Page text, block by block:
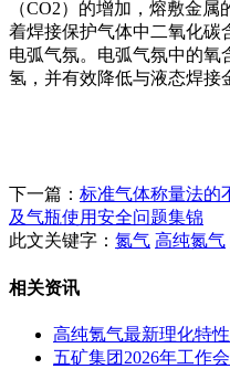
（CO2）的增加，熔敷金
着焊接保护气体中二氧化碳
电弧气氛。电弧气氛中的氧
氢，并有效降低与液态焊接
下一篇： 标准气体称量法的
及气瓶使用安全问题集锦
此文关键字： 氮气 高纯氮气
相关资讯
高纯氪气最新理化特
五矿集团2026年工作